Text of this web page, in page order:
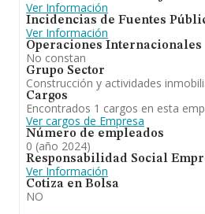
Ver Información
Incidencias de Fuentes
Ver Información
Operaciones Internacionales
No constan
Grupo Sector
Construcción y actividades
Cargos
Encontrados 1 cargos en esta
Ver cargos de Empresa
Número de empleados
0 (año 2024)
Responsabilidad Social
Ver Información
Cotiza en Bolsa
NO